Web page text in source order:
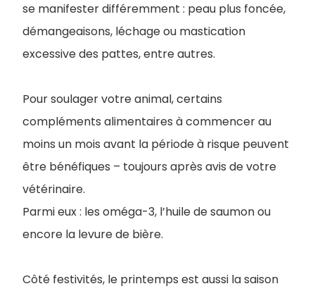
se manifester différemment : peau plus foncée,
démangeaisons, léchage ou mastication
excessive des pattes, entre autres.
Pour soulager votre animal, certains
compléments alimentaires à commencer au
moins un mois avant la période à risque peuvent
être bénéfiques – toujours après avis de votre
vétérinaire.
Parmi eux : les oméga-3, l’huile de saumon ou
encore la levure de bière.
Côté festivités, le printemps est aussi la saison